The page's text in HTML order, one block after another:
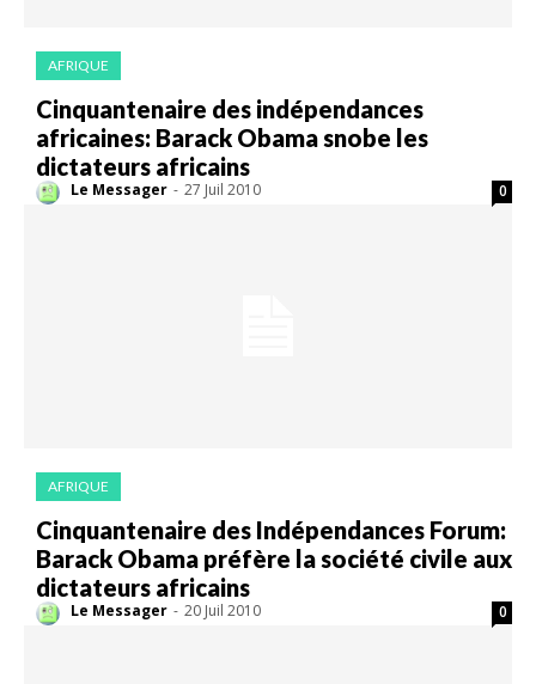
AFRIQUE
Cinquantenaire des indépendances
africaines: Barack Obama snobe les
dictateurs africains
Le Messager - 27 Juil 2010 0
AFRIQUE
Cinquantenaire des Indépendances Forum:
Barack Obama préfère la société civile aux
dictateurs africains
Le Messager - 20 Juil 2010 0